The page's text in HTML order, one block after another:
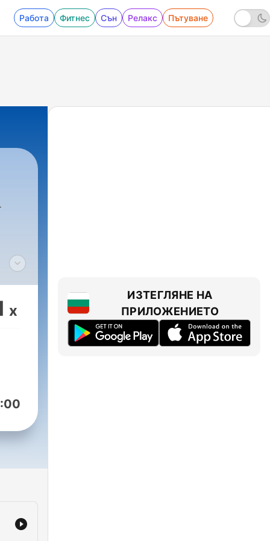
Работа Фитнес Сън Релакс Пътуване
x
ИЗТЕГЛЯНЕ НА
ПРИЛОЖЕНИЕТО